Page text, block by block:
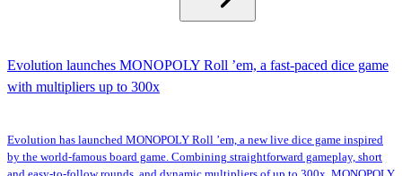
Evolution launches MONOPOLY Roll ’em, a fast-paced dice game
with multipliers up to 300x
Evolution has launched MONOPOLY Roll ’em, a new live dice game inspired
by the world-famous board game. Combining straightforward gameplay, short